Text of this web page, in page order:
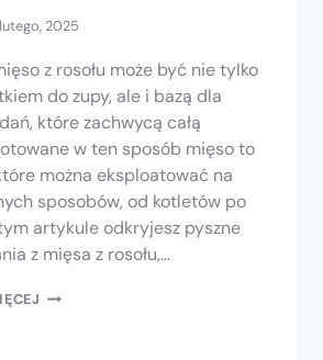
2025
z rosołu może być nie tylko
do zupy, ale i bazą dla
które zachwycą całą
w ten sposób mięso to
można eksploatować na
sposobów, od kotletów po
artykule odkryjesz pyszne
z mięsa z rosołu,…